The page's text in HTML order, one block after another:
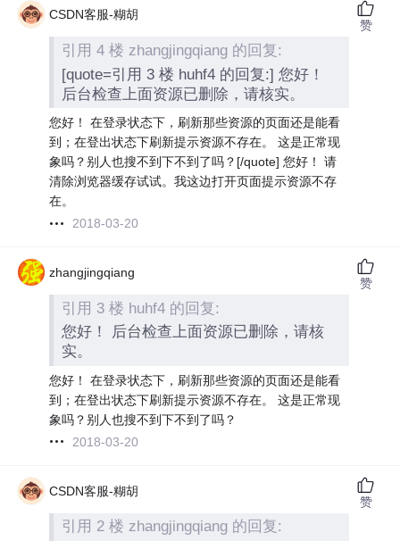
CSDN客服-糊胡
引用 4 楼 zhangjingqiang 的回复:
[quote=引用 3 楼 huhf4 的回复:] 您好！
后台检查上面资源已删除，请核实。
您好！ 在登录状态下，刷新那些资源的页面还是能看
到；在登出状态下刷新提示资源不存在。 这是正常现
象吗？别人也搜不到下不到了吗？[/quote] 您好！ 请
清除浏览器缓存试试。我这边打开页面提示资源不存
在。
2018-03-20
赞
zhangjingqiang
引用 3 楼 huhf4 的回复:
您好！ 后台检查上面资源已删除，请核
实。
您好！ 在登录状态下，刷新那些资源的页面还是能看
到；在登出状态下刷新提示资源不存在。 这是正常现
象吗？别人也搜不到下不到了吗？
2018-03-20
赞
CSDN客服-糊胡
引用 2 楼 zhangjingqiang 的回复:
赞